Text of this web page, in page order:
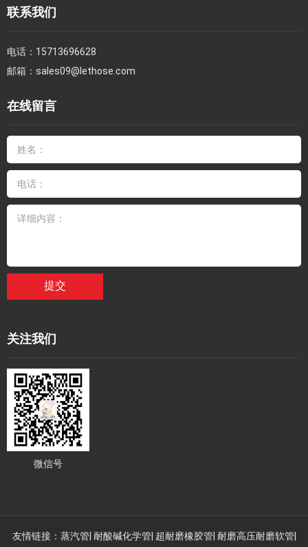
联系我们
电话： 15713696628
邮箱： sales09@lethose.com
在线留言
提交
关注我们
微信号
友情链接： 蒸汽管 耐酸碱化学管 超耐磨橡胶管 耐磨高压耐磨软管